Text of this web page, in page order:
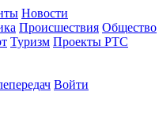
Новости
Происшествия Общество
Туризм Проекты РТС
Войти